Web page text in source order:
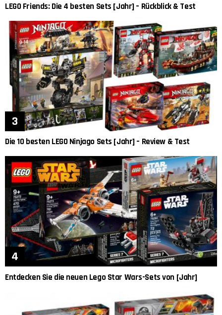
LEGO Friends: Die 4 besten Sets [Jahr] – Rückblick & Test
Die 10 besten LEGO Ninjago Sets [Jahr] – Review & Test
Entdecken Sie die neuen Lego Star Wars-Sets von [Jahr]